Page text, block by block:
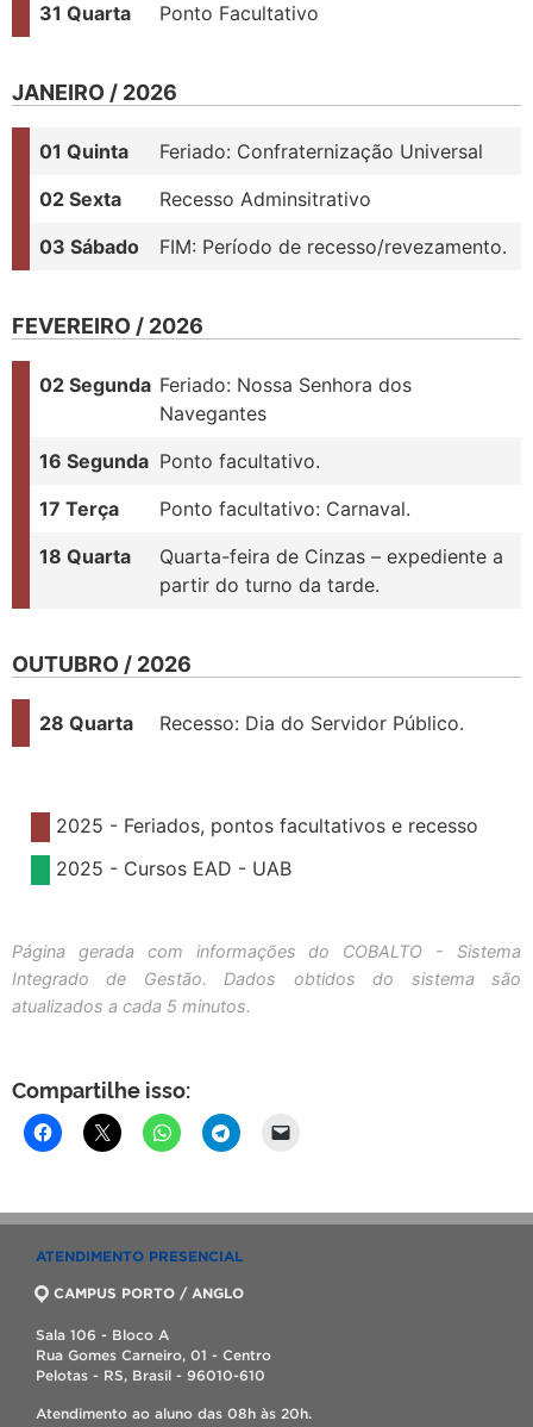
31 Quarta
Ponto Facultativo
JANEIRO / 2026
01 Quinta
Feriado: Confraternização Universal
02 Sexta
Recesso Adminsitrativo
03 Sábado
FIM: Período de recesso/revezamento.
FEVEREIRO / 2026
02 Segunda Feriado: Nossa Senhora dos
Navegantes
16 Segunda Ponto facultativo.
17 Terça
Ponto facultativo: Carnaval.
18 Quarta
Quarta-feira de Cinzas – expediente a
partir do turno da tarde.
OUTUBRO / 2026
28 Quarta Recesso: Dia do Servidor Público.
2025 - Feriados, pontos facultativos e recesso
2025 - Cursos EAD - UAB
Página gerada com informações do COBALTO - Sistema
Integrado de Gestão. Dados obtidos do sistema são
atualizados a cada 5 minutos.
Compartilhe isso:
ATENDIMENTO PRESENCIAL
CAMPUS PORTO / ANGLO
Sala 106 - Bloco A
Rua Gomes Carneiro, 01 - Centro
Pelotas - RS, Brasil - 96010-610
Atendimento ao aluno das 08h às 20h.